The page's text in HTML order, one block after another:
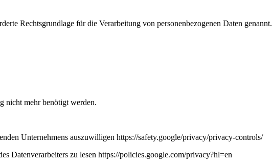
Rechtsgrundlage für die Verarbeitung von personenbezogenen Daten genannt.
nicht mehr benötigt werden.
Unternehmens auszuwilligen https://safety.google/privacy/privacy-controls/
Datenverarbeiters zu lesen https://policies.google.com/privacy?hl=en